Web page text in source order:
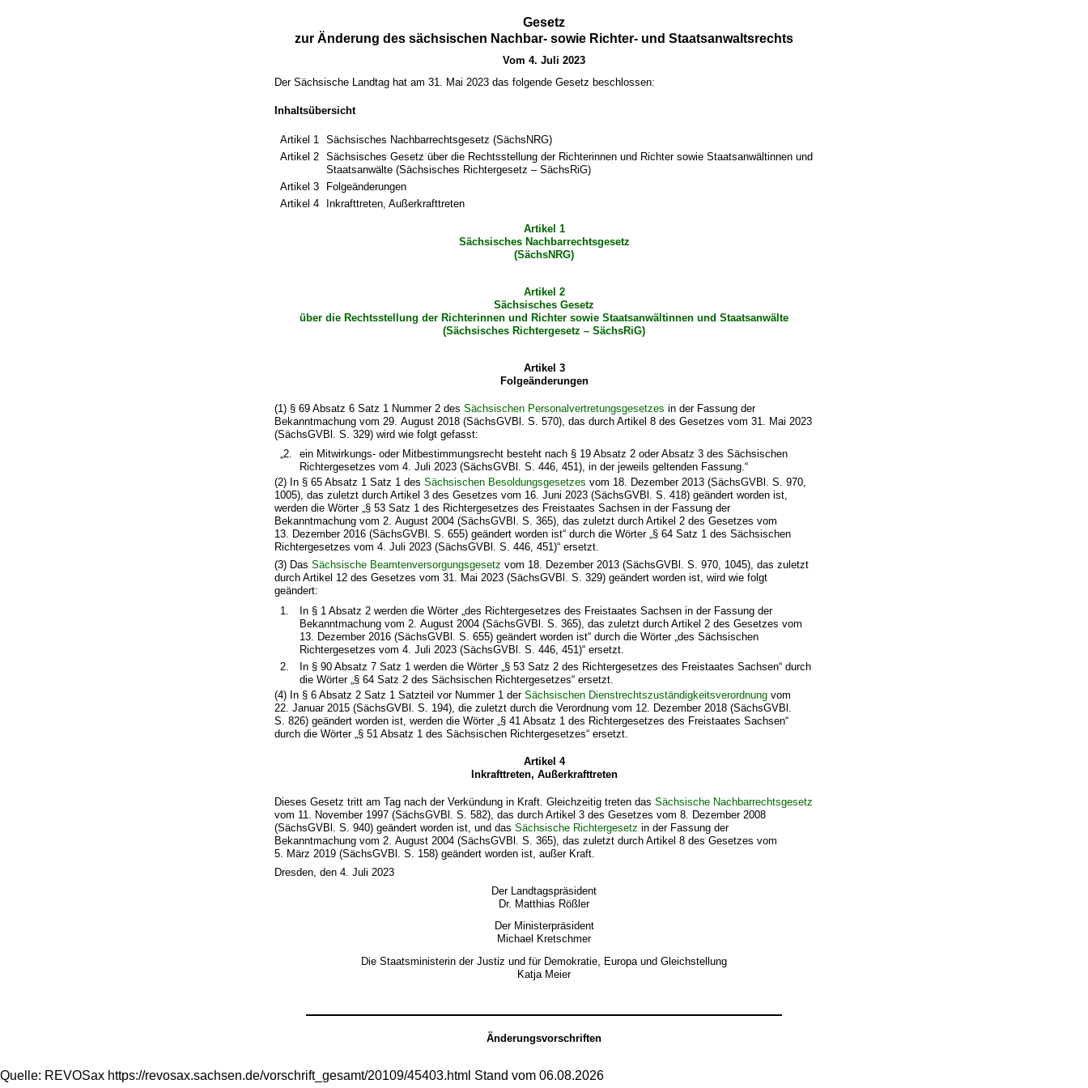
Gesetz
zur Änderung des sächsischen Nachbar- sowie Richter- und Staatsanwaltsrechts
Vom 4. Juli 2023
Der Sächsische Landtag hat am 31. Mai 2023 das folgende Gesetz beschlossen:
Inhaltsübersicht
Artikel 1
Sächsisches Nachbarrechtsgesetz (SächsNRG)
Artikel 2
Sächsisches Gesetz über die Rechtsstellung der Richterinnen und Richter sowie Staatsanwältinnen und
Staatsanwälte (Sächsisches Richtergesetz – SächsRiG)
Artikel 3
Folgeänderungen
Artikel 4
Inkrafttreten, Außerkrafttreten
Artikel 1
Sächsisches Nachbarrechtsgesetz
(SächsNRG)
Artikel 2
Sächsisches Gesetz
über die Rechtsstellung der Richterinnen und Richter sowie Staatsanwältinnen und Staatsanwälte
(Sächsisches Richtergesetz – SächsRiG)
Artikel 3
Folgeänderungen
(1) § 69 Absatz 6 Satz 1 Nummer 2 desSächsischen Personalvertretungsgesetzes in der Fassung der
Bekanntmachung vom 29. August 2018 (SächsGVBl. S. 570), das durch Artikel 8 des Gesetzes vom 31. Mai 2023
(SächsGVBl. S. 329) wird wie folgt gefasst:
„2.
ein Mitwirkungs- oder Mitbestimmungsrecht besteht nach § 19 Absatz 2 oder Absatz 3 des Sächsischen
Richtergesetzes vom 4. Juli 2023 (SächsGVBl. S. 446, 451), in der jeweils geltenden Fassung.“
(2) In § 65 Absatz 1 Satz 1 desSächsischen Besoldungsgesetzes vom 18. Dezember 2013 (SächsGVBl. S. 970,
1005), das zuletzt durch Artikel 3 des Gesetzes vom 16. Juni 2023 (SächsGVBl. S. 418) geändert worden ist,
werden die Wörter „§ 53 Satz 1 des Richtergesetzes des Freistaates Sachsen in der Fassung der
Bekanntmachung vom 2. August 2004 (SächsGVBl. S. 365), das zuletzt durch Artikel 2 des Gesetzes vom
13. Dezember 2016 (SächsGVBl. S. 655) geändert worden ist“ durch die Wörter „§ 64 Satz 1 des Sächsischen
Richtergesetzes vom 4. Juli 2023 (SächsGVBl. S. 446, 451)“ ersetzt.
(3) DasSächsische Beamtenversorgungsgesetz vom 18. Dezember 2013 (SächsGVBl. S. 970, 1045), das zuletzt
durch Artikel 12 des Gesetzes vom 31. Mai 2023 (SächsGVBl. S. 329) geändert worden ist, wird wie folgt
geändert:
1.
In § 1 Absatz 2 werden die Wörter „des Richtergesetzes des Freistaates Sachsen in der Fassung der
Bekanntmachung vom 2. August 2004 (SächsGVBl. S. 365), das zuletzt durch Artikel 2 des Gesetzes vom
13. Dezember 2016 (SächsGVBl. S. 655) geändert worden ist“ durch die Wörter „des Sächsischen
Richtergesetzes vom 4. Juli 2023 (SächsGVBl. S. 446, 451)“ ersetzt.
2.
In § 90 Absatz 7 Satz 1 werden die Wörter „§ 53 Satz 2 des Richtergesetzes des Freistaates Sachsen“ durch
die Wörter „§ 64 Satz 2 des Sächsischen Richtergesetzes“ ersetzt.
(4) In § 6 Absatz 2 Satz 1 Satzteil vor Nummer 1 derSächsischen Dienstrechtszuständigkeitsverordnung vom
22. Januar 2015 (SächsGVBl. S. 194), die zuletzt durch die Verordnung vom 12. Dezember 2018 (SächsGVBl.
S. 826) geändert worden ist, werden die Wörter „§ 41 Absatz 1 des Richtergesetzes des Freistaates Sachsen“
durch die Wörter „§ 51 Absatz 1 des Sächsischen Richtergesetzes“ ersetzt.
Artikel 4
Inkrafttreten, Außerkrafttreten
Dieses Gesetz tritt am Tag nach der Verkündung in Kraft. Gleichzeitig treten dasSächsische Nachbarrechtsgesetz
vom 11. November 1997 (SächsGVBl. S. 582), das durch Artikel 3 des Gesetzes vom 8. Dezember 2008
(SächsGVBl. S. 940) geändert worden ist, und dasSächsische Richtergesetz in der Fassung der
Bekanntmachung vom 2. August 2004 (SächsGVBl. S. 365), das zuletzt durch Artikel 8 des Gesetzes vom
5. März 2019 (SächsGVBl. S. 158) geändert worden ist, außer Kraft.
Dresden, den 4. Juli 2023
Der Landtagspräsident
Dr. Matthias Rößler
Der Ministerpräsident
Michael Kretschmer
Die Staatsministerin der Justiz und für Demokratie, Europa und Gleichstellung
Katja Meier
Änderungsvorschriften
Quelle: REVOSax https://revosax.sachsen.de/vorschrift_gesamt/20109/45403.html Stand vom 06.08.2026